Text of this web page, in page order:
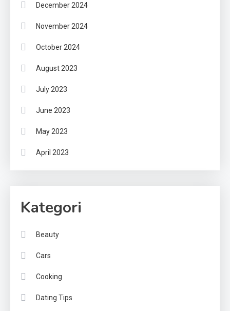
December 2024
November 2024
October 2024
August 2023
July 2023
June 2023
May 2023
April 2023
Kategori
Beauty
Cars
Cooking
Dating Tips